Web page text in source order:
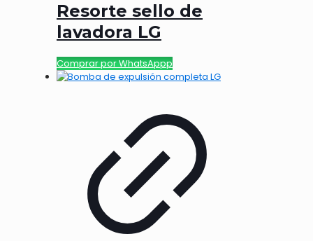
Resorte sello de
lavadora LG
Comprar por WhatsAppp